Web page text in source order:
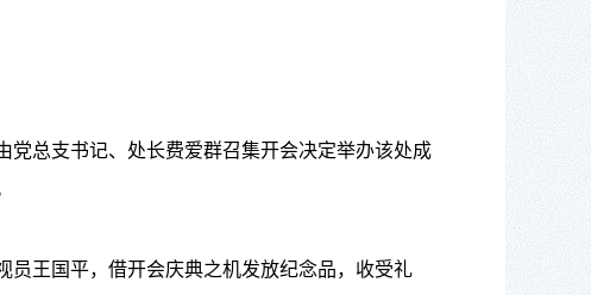
总支书记、处长费爱群召集开会决定举办该处成
王国平，借开会庆典之机发放纪念品，收受礼